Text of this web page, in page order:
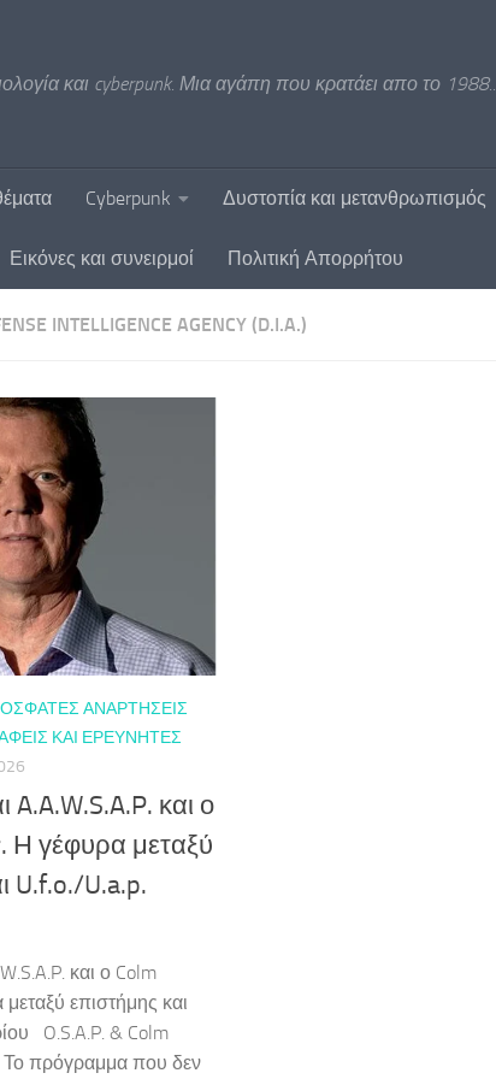
και cyberpunk. Μια αγάπη που κρατάει απο το 1988..
Cyberpunk Δυστοπία και μετανθρωπισμός
Εικόνες και συνειρμοί Πολιτική Απορρήτου
INTELLIGENCE AGENCY (D.I.A.)
ΑΝΑΡΤΉΣΕΙΣ
ΚΑΙ ΕΡΕΥΝΗΤΈΣ
A.A.W.S.A.P. και ο
Η γέφυρα μεταξύ
U.f.o./U.a.p.
και ο Colm
επιστήμης και
O.S.A.P. & Colm
Το πρόγραμμα που δεν